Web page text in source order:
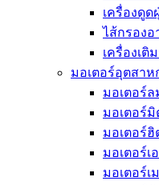
เครื่องดูด
ไส้กรองอ
เครื่องเติ
มอเตอร์อุตสาห
มอเตอร์ล
มอเตอร์มิ
มอเตอร์ฮิ
มอเตอร์เ
มอเตอร์เ